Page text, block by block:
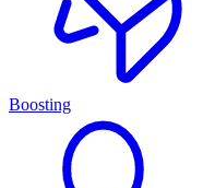
Boosting